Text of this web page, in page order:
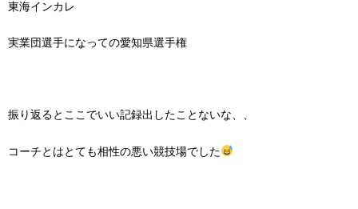
東海インカレ
実業団選手になっての愛知県選手権
振り返るとここでいい記録出したことないな、、
コーチとはとても相性の悪い競技場でした